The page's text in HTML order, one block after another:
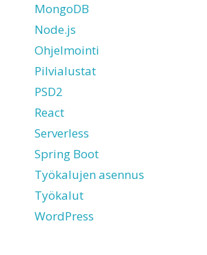
MongoDB
Node.js
Ohjelmointi
Pilvialustat
PSD2
React
Serverless
Spring Boot
Työkalujen asennus
Työkalut
WordPress